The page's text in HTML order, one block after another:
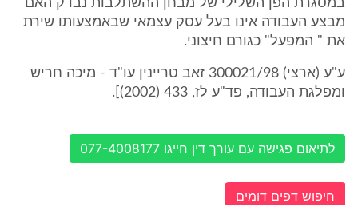
במסגרת הפן השלילי של מבחן ההשתלבות נבדק האם
מבצע העבודה אינו בעל עסק עצמאי שבאמצעותו שירת
את " המפעל" כגורם חיצוני.
ע"ע (ארצי) 300021/98 זאב טריינין עו"ד - מיכה חריש
ומפלגת העבודה, פד"ע לז, 433 (2002)].
לתיאום פגישה עם עורך דין חייגו 077-4008177
חיפוש דפים דומים